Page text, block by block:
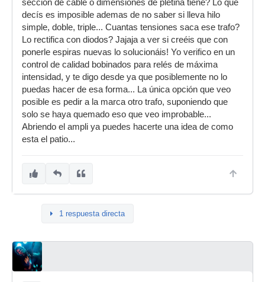
sección de cable o dimensiones de pletina tiene? Lo que
decís es imposible ademas de no saber si lleva hilo
simple, doble, triple... Cuantas tensiones saca ese trafo?
Lo rectifica con diodos? Jajaja a ver si creéis que con
ponerle espiras nuevas lo solucionáis! Yo verifico en un
control de calidad bobinados para relés de máxima
intensidad, y te digo desde ya que posiblemente no lo
puedas hacer de esa forma... La única opción que veo
posible es pedir a la marca otro trafo, suponiendo que
solo se haya quemado eso que veo improbable...
Abriendo el ampli ya puedes hacerte una idea de como
esta el patio...
1 respuesta directa